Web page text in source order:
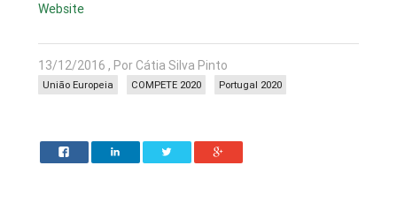
Website
13/12/2016 , Por Cátia Silva Pinto
Portugal 2020
COMPETE 2020
União Europeia